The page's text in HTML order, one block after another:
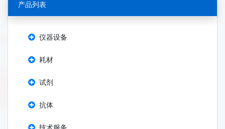
产品列表
仪器设备
耗材
试剂
抗体